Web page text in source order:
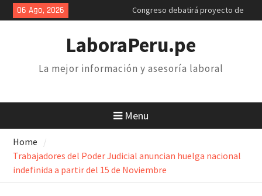
Skip
to
06 Ago, 2026
Congreso debatirá proyecto de
retiro AFP. Problema y solución
trabajadores anuncian paro y
huelga nacional
Retiro 25% AFP: el descuento
LaboraPeru.pe
La mejor información y asesoría laboral
Menu
Home
Trabajadores del Poder Judicial anuncian huelga nacional
indefinida a partir del 15 de Noviembre